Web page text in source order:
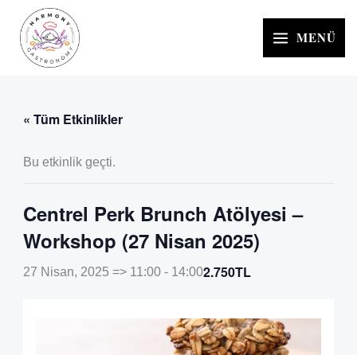
İçeriğe
MENÜ
« Tüm Etkinlikler
Bu etkinlik geçti.
Centrel Perk Brunch Atölyesi –
Workshop (27 Nisan 2025)
27 Nisan, 2025 => 11:00- 14:002.750TL